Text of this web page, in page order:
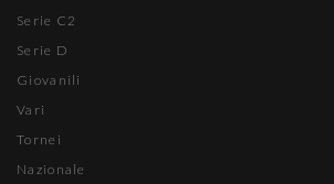
Serie C2
Serie D
Giovanili
Vari
Tornei
Nazionale